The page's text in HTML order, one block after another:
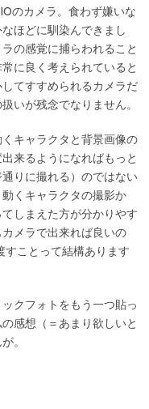
のカメラ。食わず嫌いな
ほどに馴染んできまし
の感覚に捕らわれること
に良く考えられていると
てすすめられるカメラだ
いが残念でなりません。
キャラクタと背景画像の
来るようになればもっと
りに撮れる）のではない
くキャラクタの撮影か
しまえた方が分かりやす
メラで出来れば良いの
すことって結構あります
クフォトをもう一つ貼っ
感想（＝あまり欲しいと
。